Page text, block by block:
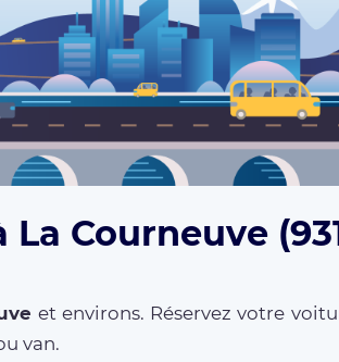
Courneuve
et environs. Réservez votre
van.